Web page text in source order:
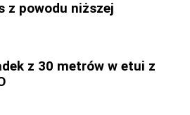
z powodu niższej
z 30 metrów w etui z